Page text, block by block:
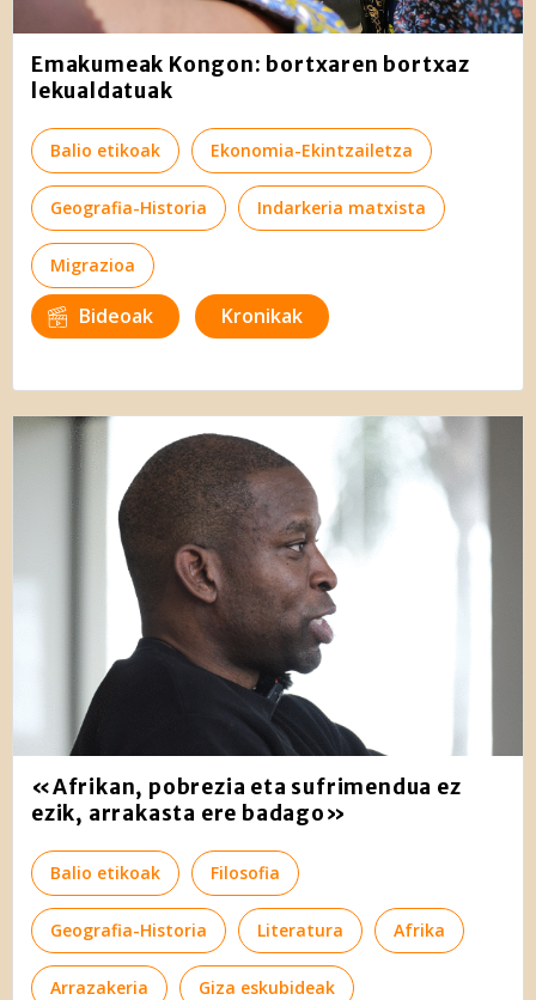
Emakumeak Kongon: bortxaren bortxaz
lekualdatuak
Balio etikoak Ekonomia-Ekintzailetza
Geografia-Historia Indarkeria matxista
Migrazioa
Bideoak Kronikak
«Afrikan, pobrezia eta sufrimendua ez
ezik, arrakasta ere badago»
Balio etikoak Filosofia
Geografia-Historia Literatura Afrika
Arrazakeria Giza eskubideak